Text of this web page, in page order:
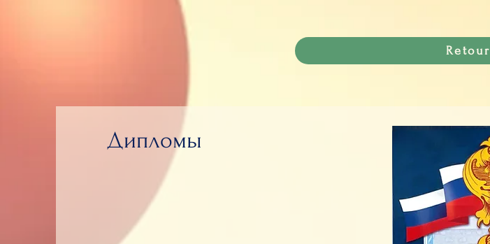
Retour
Дипломы